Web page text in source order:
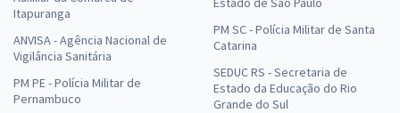
Itapuranga
ANVISA - Agência Nacional de
Vigilância Sanitária
PM PE - Polícia Militar de
Pernambuco
PM SC - Polícia Militar de Santa
Catarina
SEDUC RS - Secretaria de
Estado da Educação do Rio
Grande do Sul